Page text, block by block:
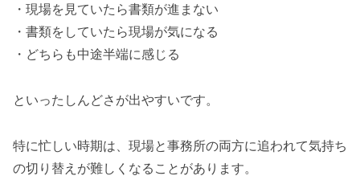
・現場を見ていたら書類が進まない
・書類をしていたら現場が気になる
・どちらも中途半端に感じる
といったしんどさが出やすいです。
特に忙しい時期は、現場と事務所の両方に追われて気持ち
の切り替えが難しくなることがあります。